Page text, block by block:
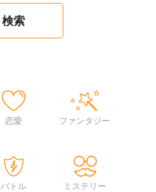
恋愛 ファンタジー
バトル ミステリー